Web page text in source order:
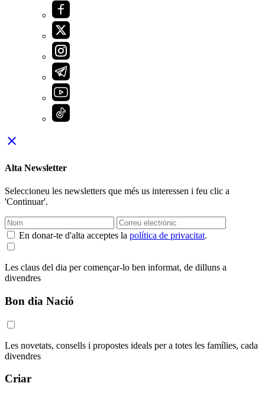
close
Alta Newsletter
Seleccioneu les newsletters que més us interessen i feu clic a
'Continuar'.
En donar-te d'alta acceptes la política de privacitat.
Les claus del dia per començar-lo ben informat, de dilluns a
divendres
Bon dia Nació
Les novetats, consells i propostes ideals per a totes les famílies, cada
divendres
Criar